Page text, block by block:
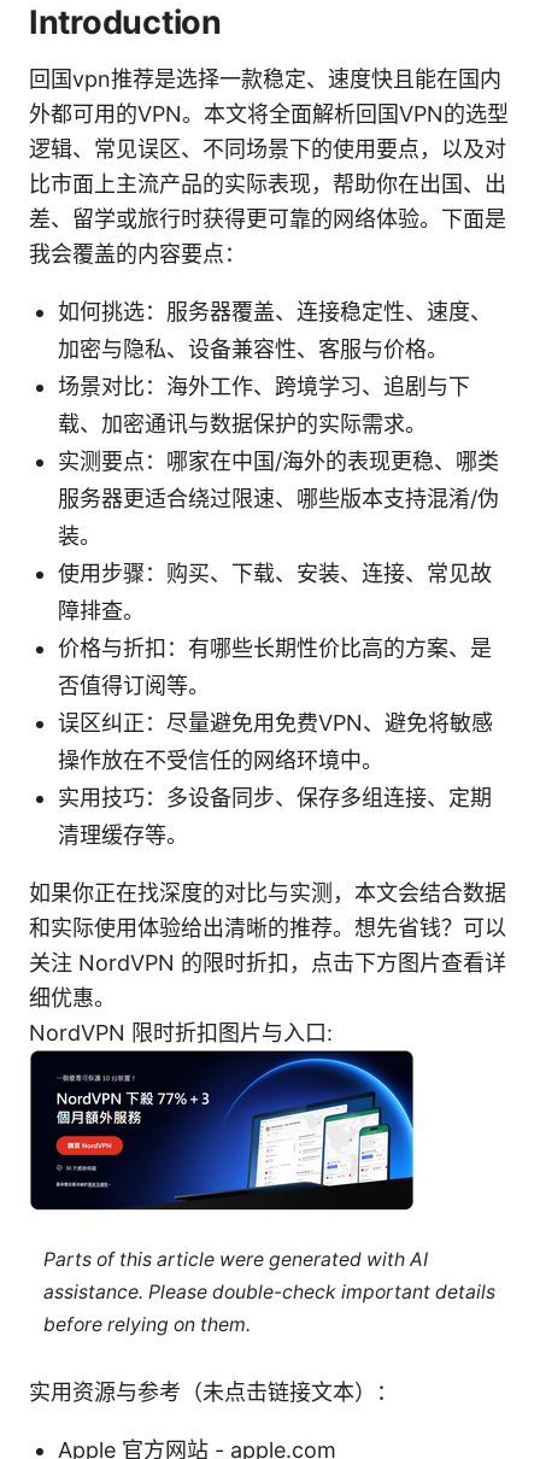
Introduction
回国vpn推荐是选择一款稳定、速度快且能在国内
外都可用的VPN。本文将全面解析回国VPN的选型
逻辑、常见误区、不同场景下的使用要点，以及对
比市面上主流产品的实际表现，帮助你在出国、出
差、留学或旅行时获得更可靠的网络体验。下面是
我会覆盖的内容要点：
如何挑选：服务器覆盖、连接稳定性、速度、
加密与隐私、设备兼容性、客服与价格。
场景对比：海外工作、跨境学习、追剧与下
载、加密通讯与数据保护的实际需求。
实测要点：哪家在中国/海外的表现更稳、哪类
服务器更适合绕过限速、哪些版本支持混淆/伪
装。
使用步骤：购买、下载、安装、连接、常见故
障排查。
价格与折扣：有哪些长期性价比高的方案、是
否值得订阅等。
误区纠正：尽量避免用免费VPN、避免将敏感
操作放在不受信任的网络环境中。
实用技巧：多设备同步、保存多组连接、定期
清理缓存等。
如果你正在找深度的对比与实测，本文会结合数据
和实际使用体验给出清晰的推荐。想先省钱？可以
关注 NordVPN 的限时折扣，点击下方图片查看详
细优惠。
NordVPN 限时折扣图片与入口:
Parts of this article were generated with AI
assistance. Please double-check important details
before relying on them.
实用资源与参考（未点击链接文本）：
Apple 官方网站 - apple.com